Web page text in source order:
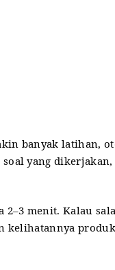
banyak latihan,
yang dikerjakan,
menit. Kalau
kelihatannya